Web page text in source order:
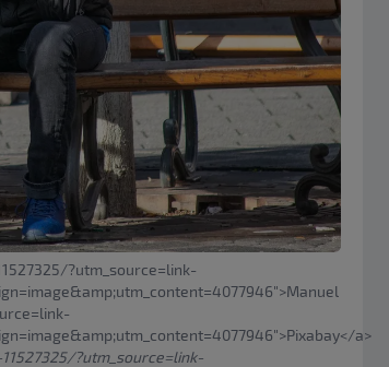
?utm_source=link-
a>
?utm_source=link-